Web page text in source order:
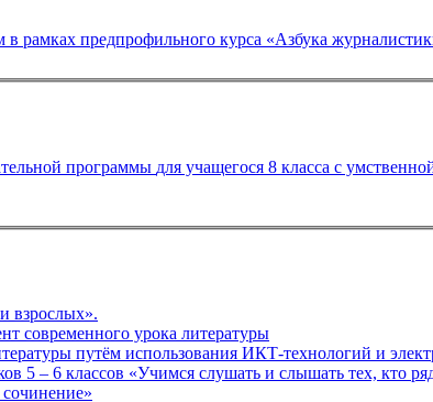
Речевая культура журналиста как коммуникативный практикум в рамках предпрофильного курса «Азбука
в условиях индивидуального
взрослых».
Домашняя самостоятельная работа учащихся как важный элемент современного урока литературы
Повышение у учащихся
Программа внеурочной деятельности по литературе для учеников 5 – 6 классов «Учимся слушать и слышать
выпускное сочинение»